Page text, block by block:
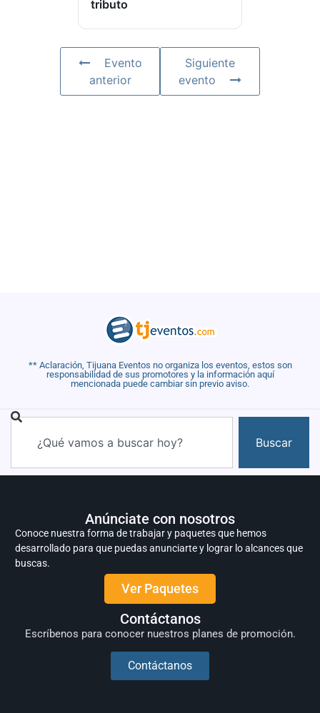
tributo
Evento
anterior
Siguiente
evento
** Aclaración, Tijuana Eventos no organiza los eventos, estos son
responsabilidad de sus promotores y la información aquí
mencionada puede cambiar sin previo aviso.
Buscar
Anúnciate con nosotros
Conoce nuestra forma de trabajar y paquetes que hemos
desarrollado para que puedas anunciarte y lograr lo alcances que
buscas.
Ver Paquetes
Contáctanos
Escríbenos para conocer nuestros planes de promoción.
Contáctanos